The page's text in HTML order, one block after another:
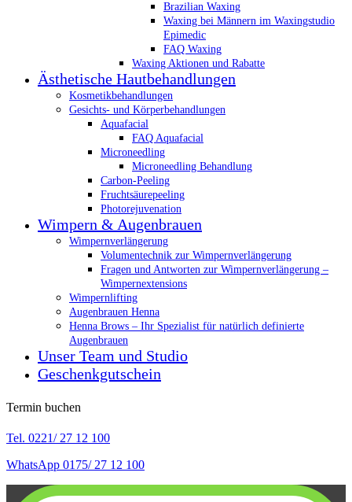
Brazilian Waxing
Waxing bei Männern im Waxingstudio
Epimedic
FAQ Waxing
Waxing Aktionen und Rabatte
Ästhetische Hautbehandlungen
Kosmetikbehandlungen
Gesichts- und Körperbehandlungen
Aquafacial
FAQ Aquafacial
Microneedling
Microneedling Behandlung
Carbon-Peeling
Fruchtsäurepeeling
Photorejuvenation
Wimpern & Augenbrauen
Wimpernverlängerung
Volumentechnik zur Wimpernverlängerung
Fragen und Antworten zur Wimpernverlängerung –
Wimpernextensions
Wimpernlifting
Augenbrauen Henna
Henna Brows – Ihr Spezialist für natürlich definierte
Augenbrauen
Unser Team und Studio
Geschenkgutschein
Termin buchen
Tel. 0221/ 27 12 100
WhatsApp 0175/ 27 12 100